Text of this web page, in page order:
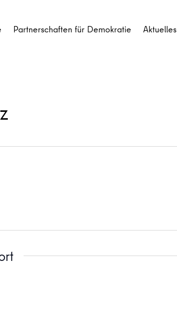
Partnerschaften für Demokratie Aktuelles